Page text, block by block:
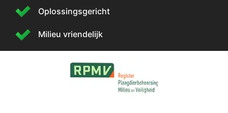
Oplossingsgericht
Milieu vriendelijk